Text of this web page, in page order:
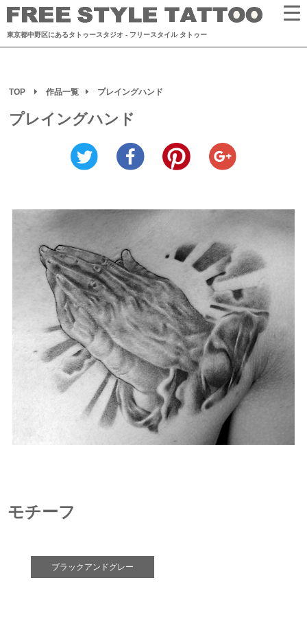
東京都中野区にあるタトゥースタジオ - フリースタイル タトゥー
TOP 作品一覧 プレイングハンド
プレイングハンド
モチーフ
ブラックアンドグレー